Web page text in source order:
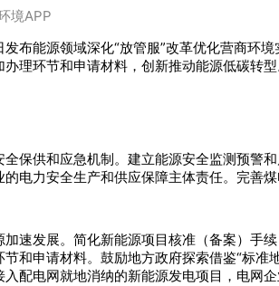
境APP
发布能源领域深化“放管服”改革优化营商环
理环节和申请材料，创新推动能源低碳转型
全保供和应急机制。建立能源安全监测预警
电力安全生产和供应保障主体责任。完善
加速发展。简化新能源项目核准（备案）手
和申请材料。鼓励地方政府探索借鉴“标
配电网就地消纳的新能源发电项目，电网企